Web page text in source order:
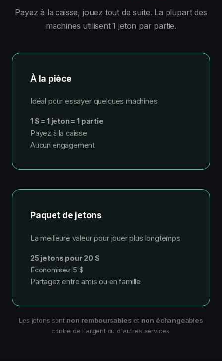
Payez à la caisse, jouez tout de suite. La plupart des
machines utilisent 1 jeton par partie.
À la pièce
Idéal pour essayer quelques machines
1 $ = 1 jeton = 1 partie
Payez à la caisse
Aucun engagement
Paquet de jetons
La meilleure valeur pour jouer plus longtemps
25 jetons pour 20 $
Économisez 5 $
Partagez entre amis ou en famille
Les jetons sont non remboursables et non échangeables
contre de l'argent ou d'autres services.